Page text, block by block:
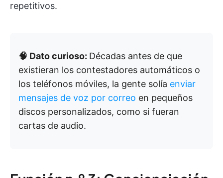
repetitivos.
🧠 Dato curioso: Décadas antes de que
existieran los contestadores automáticos o
los teléfonos móviles, la gente solía enviar
mensajes de voz por correo en pequeños
discos personalizados, como si fueran
cartas de audio.